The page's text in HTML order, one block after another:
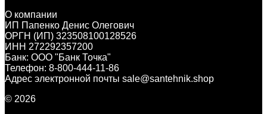
О компании
ИП Папенко Денис Олегович
ОРГН (ИП) 323508100128526
ИНН 272292357200
Банк: ООО "Банк Точка"
Телефон: 8-800-444-11-86
Адрес электронной почты sale@santehnik.shop
© 2026